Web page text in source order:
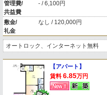
管理費/
共益費
- / 6,100円
敷金/
礼金
なし / 120,000円
オートロック、インターネット無料
【アパート】
賃料 6.85万円